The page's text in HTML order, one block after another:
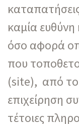
καμία ευθύνη
όσο αφορά
που
(site), από
επιχείρηση
τέτοιες